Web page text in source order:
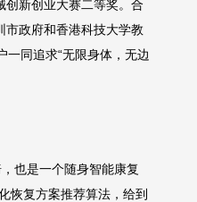
新创业大赛二等奖。合
市政府和香港科技大学教
同追求“无限身体，无边
也是一个随身智能康复
恢复方案推荐算法，给到